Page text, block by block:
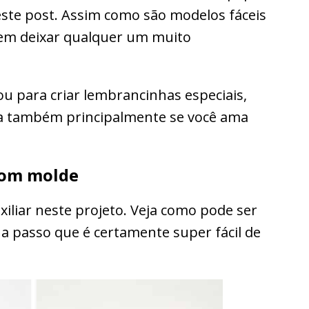
post. Assim como são modelos fáceis
deixar qualquer um muito
para criar lembrancinhas especiais,
também principalmente se você ama
molde
neste projeto. Veja como pode ser
passo que é certamente super fácil de